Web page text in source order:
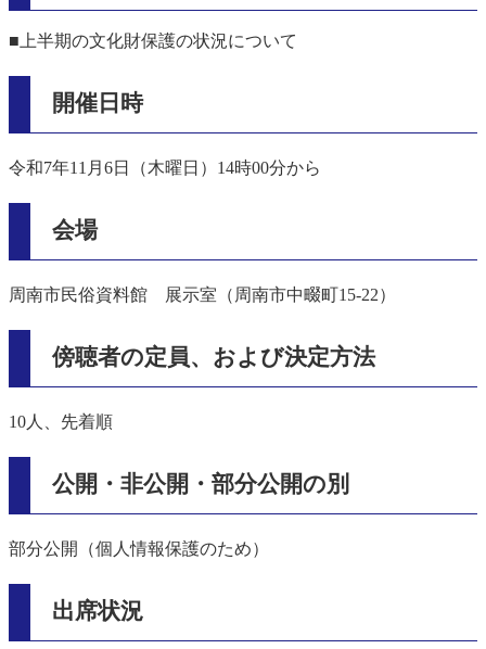
■上半期の文化財保護の状況について
開催日時
令和7年11月6日（木曜日）14時00分から
会場
周南市民俗資料館 展示室（周南市中畷町15-22）
傍聴者の定員、および決定方法
10人、先着順
公開・非公開・部分公開の別
部分公開（個人情報保護のため）
出席状況